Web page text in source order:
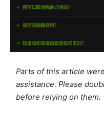
Parts of this article
assistance. Please
before relying on them.